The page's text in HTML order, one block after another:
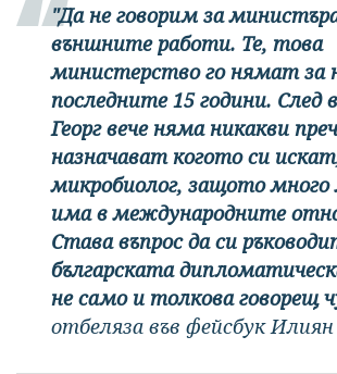
"Да не говорим за
външните работи. Те, това
министерство го нямат за
последните 15 години. След
Георг вече няма никакви
назначават когото си
микробиолог, защото много
има в международните
Става въпрос да си
българската
не само и толкова говорещ
отбеляза във фейсбук Илиян